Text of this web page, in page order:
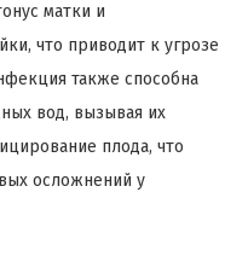
матки и
что приводит к угрозе
также способна
вод, вызывая их
плода, что
осложнений у